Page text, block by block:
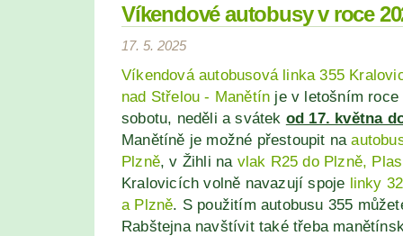
Víkendové autobusy v roce
17. 5. 2025
Víkendová autobusová linka 355
nad Střelou - Manětín je v letošním roce
sobotu, neděli a svátek od 17. května
Manětíně je možné přestoupit na
Plzně, v Žihli na vlak R25 do Plzně,
Kralovicích volně navazují spoje linky
a Plzně. S použitím autobusu 355
Rabštejna navštívit také třeba